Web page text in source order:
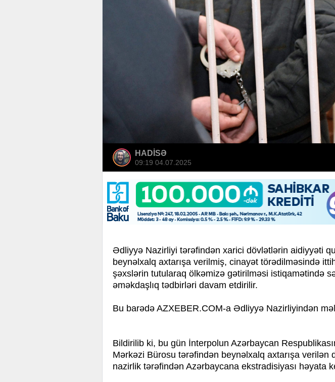
HADİSƏ
09:19 04.07.2025
Ədliyyə Nazirliyi tərəfindən xarici dövlətlərin aidiyyəti
beynəlxalq axtarışa verilmiş, cinayət törədilməsində
şəxslərin tutularaq ölkəmizə gətirilməsi istiqamətində
əməkdaşlıq tədbirləri davam etdirilir.
Bu barədə AZXEBER.COM-a Ədliyyə Nazirliyindən
Bildirilib ki, bu gün İnterpolun Azərbaycan
Mərkəzi Bürosu tərəfindən beynəlxalq axtarışa verilən
nazirlik tərəfindən Azərbaycana ekstradisiyası həyata